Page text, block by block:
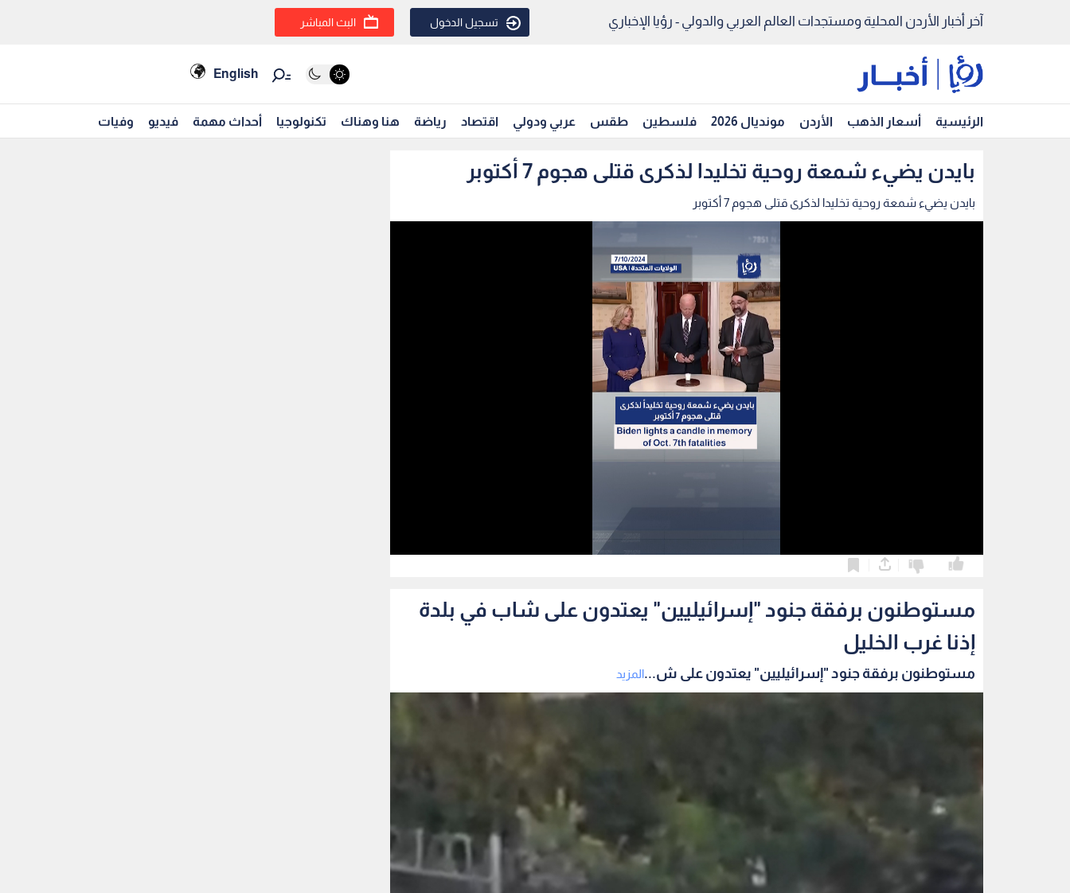
آخر أخبار الأردن المحلية ومستجدات العالم العربي والدولي - رؤيا الإخباري تسجيل الدخول البث المباشر
English
الرئيسية أسعار الذهب الأردن مونديال 2026 فلسطين طقس عربي ودولي اقتصاد رياضة هنا وهناك تكنولوجيا أحداث مهمة فيديو وفيات
بايدن يضيء شمعة روحية تخليدا لذكرى قتلى هجوم 7 أكتوبر
بايدن يضيء شمعة روحية تخليدا لذكرى قتلى هجوم 7 أكتوبر
مستوطنون برفقة جنود "إسرائيليين" يعتدون على شاب في بلدة
إذنا غرب الخليل
مستوطنون برفقة جنود "إسرائيليين" يعتدون على ش...المزيد